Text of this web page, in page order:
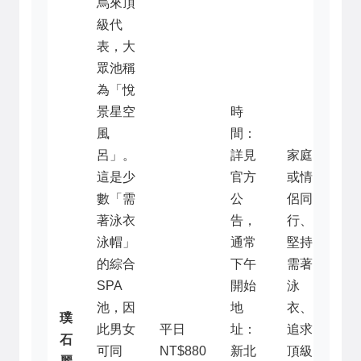
璞
石
烏來頂
級代
表，大
眾池稱
為「悅
景星空
風
呂」。
這是少
數「需
著泳衣
泳帽」
的綜合
SPA
池，因
此男女
可同
平日
NT$880
時
間：
詳見
官方
公
告，
通常
下午
開始
地
址：
新北
家庭
或情
侶同
行、
堅持
需著
泳
衣、
追求
頂級